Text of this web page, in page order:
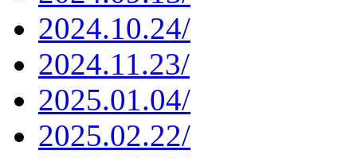
2024.10.24/
2024.11.23/
2025.01.04/
2025.02.22/